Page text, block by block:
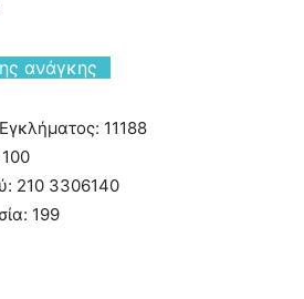
ανάγκης
11188
210 3306140
199